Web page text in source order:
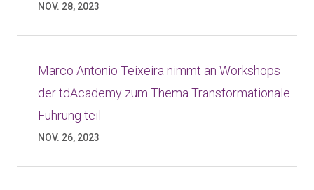
NOV. 28, 2023
Marco Antonio Teixeira nimmt an Workshops
der tdAcademy zum Thema Transformationale
Führung teil
NOV. 26, 2023